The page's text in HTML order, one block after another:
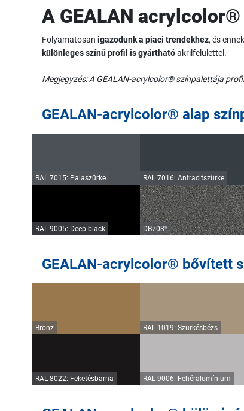
A GEALAN
Folyamatosan igazodunk a piaci trendekhez, és
különleges színű profil is gyárthatóakrilfelülettel.
Megjegyzés: A GEALAN-acrylcolor® színpalettája
GEALAN-acrylcolor® alap
RAL 7015: Palaszürke RAL 7016: Antracitszürke
RAL 9005: Deep black DB703*
GEALAN-acrylcolor® bővített
Bronz RAL 1019: Szürkésbézs
RAL 8022: Feketésbarna RAL 9006: Fehéralumínium